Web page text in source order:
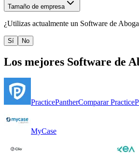
Tamaño de empresa
¿Utilizas actualmente un Software de
Sí No
Los mejores Software de
PracticePantherComparar
MyCase